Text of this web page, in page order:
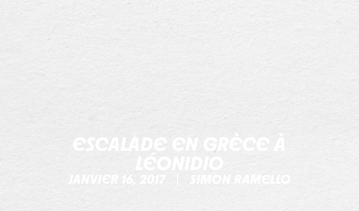
ESCALADE EN GRÈCE À
LÉONIDIO